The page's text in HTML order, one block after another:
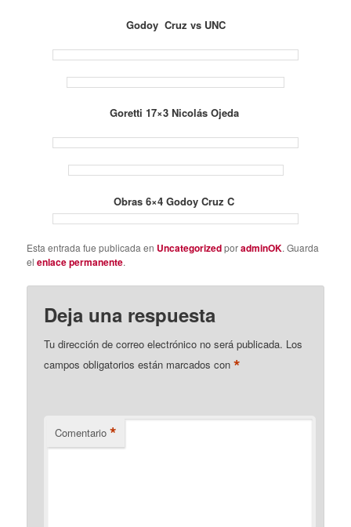
Godoy Cruz vs UNC
Goretti 17×3 Nicolás Ojeda
Obras 6×4 Godoy Cruz C
Esta entrada fue publicada en UncategorizedporadminOK. Guarda
elenlace permanente.
Deja una respuesta
Tu dirección de correo electrónico no será publicada. Los
campos obligatorios están marcados con*
Comentario *